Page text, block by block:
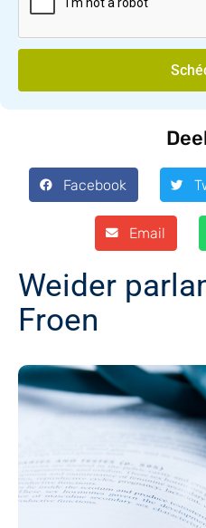
Facebook
Email
Weider
Froen